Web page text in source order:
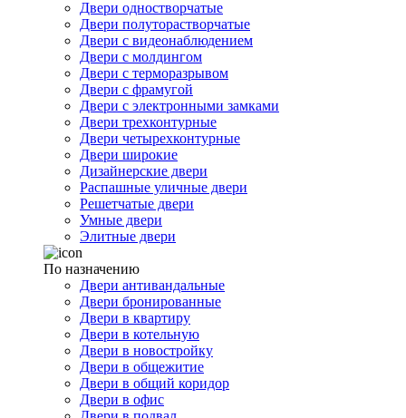
Двери одностворчатые
Двери полуторастворчатые
Двери с видеонаблюдением
Двери с молдингом
Двери с терморазрывом
Двери с фрамугой
Двери с электронными замками
Двери трехконтурные
Двери четырехконтурные
Двери широкие
Дизайнерские двери
Распашные уличные двери
Решетчатые двери
Умные двери
Элитные двери
По назначению
Двери антивандальные
Двери бронированные
Двери в квартиру
Двери в котельную
Двери в новостройку
Двери в общежитие
Двери в общий коридор
Двери в офис